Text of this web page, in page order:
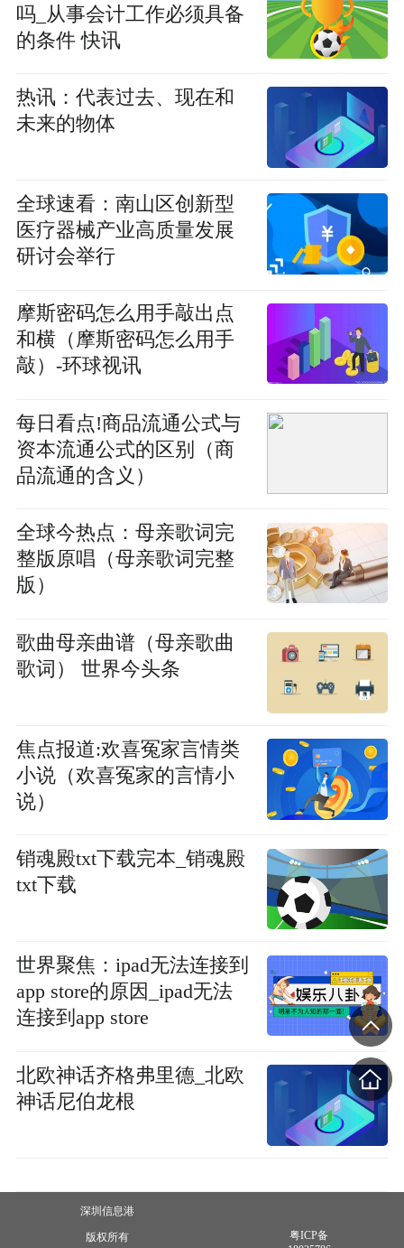
吗_从事会计工作必须具备
的条件 快讯
热讯：代表过去、现在和
未来的物体
全球速看：南山区创新型
医疗器械产业高质量发展
研讨会举行
摩斯密码怎么用手敲出点
和横（摩斯密码怎么用手
敲）-环球视讯
每日看点!商品流通公式与
资本流通公式的区别（商
品流通的含义）
全球今热点：母亲歌词完
整版原唱（母亲歌词完整
版）
歌曲母亲曲谱（母亲歌曲
歌词） 世界今头条
焦点报道:欢喜冤家言情类
小说（欢喜冤家的言情小
说）
销魂殿txt下载完本_销魂殿
txt下载
世界聚焦：ipad无法连接到
app store的原因_ipad无法
连接到app store
北欧神话齐格弗里德_北欧
神话尼伯龙根
深圳信息港
版权所有
粤ICP备